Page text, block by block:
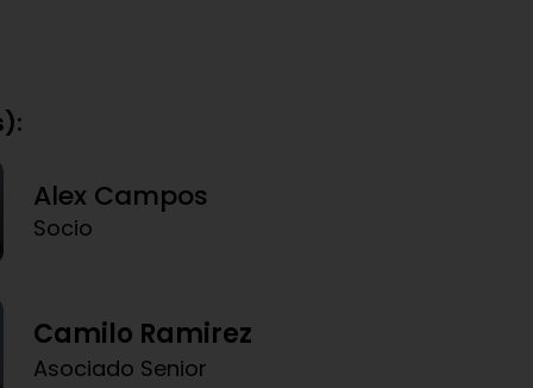
Alex Campos
Socio
Camilo Ramirez
Asociado Senior